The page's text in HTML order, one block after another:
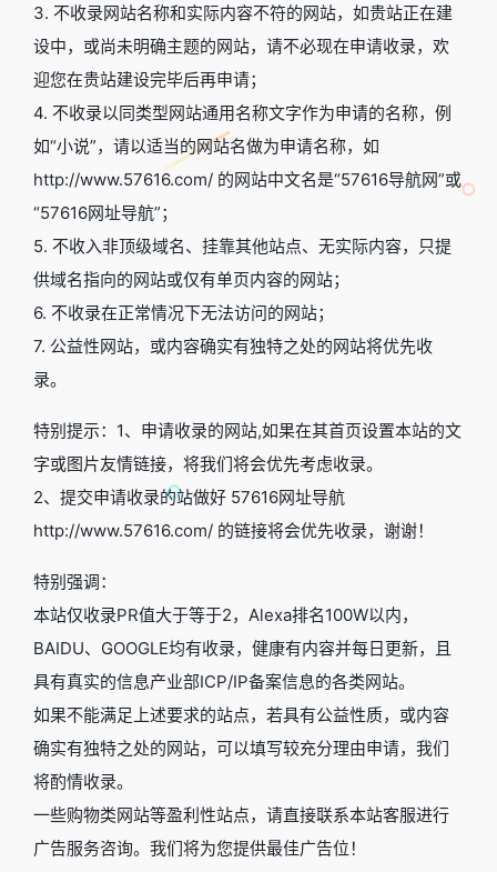
3. 不收录网站名称和实际内容不符的网站，如贵站正在建
设中，或尚未明确主题的网站，请不必现在申请收录，欢
迎您在贵站建设完毕后再申请；
4. 不收录以同类型网站通用名称文字作为申请的名称，例
如“小说”，请以适当的网站名做为申请名称，如
http://www.57616.com/ 的网站中文名是“57616导航网”或
“57616网址导航”；
5. 不收入非顶级域名、挂靠其他站点、无实际内容，只提
供域名指向的网站或仅有单页内容的网站；
6. 不收录在正常情况下无法访问的网站；
7. 公益性网站，或内容确实有独特之处的网站将优先收
录。
特别提示：1、申请收录的网站,如果在其首页设置本站的文
字或图片友情链接，将我们将会优先考虑收录。
2、提交申请收录的站做好 57616网址导航
http://www.57616.com/ 的链接将会优先收录，谢谢！
特别强调：
本站仅收录PR值大于等于2，Alexa排名100W以内，
BAIDU、GOOGLE均有收录，健康有内容并每日更新，且
具有真实的信息产业部ICP/IP备案信息的各类网站。
如果不能满足上述要求的站点，若具有公益性质，或内容
确实有独特之处的网站，可以填写较充分理由申请，我们
将酌情收录。
一些购物类网站等盈利性站点，请直接联系本站客服进行
广告服务咨询。我们将为您提供最佳广告位！